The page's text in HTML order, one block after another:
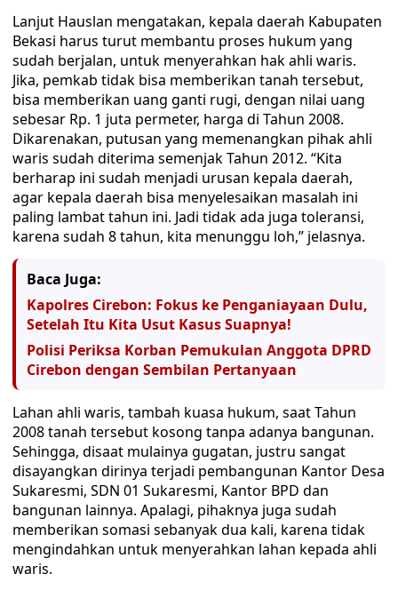
Lanjut Hauslan mengatakan, kepala daerah Kabupaten
Bekasi harus turut membantu proses hukum yang
sudah berjalan, untuk menyerahkan hak ahli waris.
Jika, pemkab tidak bisa memberikan tanah tersebut,
bisa memberikan uang ganti rugi, dengan nilai uang
sebesar Rp. 1 juta permeter, harga di Tahun 2008.
Dikarenakan, putusan yang memenangkan pihak ahli
waris sudah diterima semenjak Tahun 2012. “Kita
berharap ini sudah menjadi urusan kepala daerah,
agar kepala daerah bisa menyelesaikan masalah ini
paling lambat tahun ini. Jadi tidak ada juga toleransi,
karena sudah 8 tahun, kita menunggu loh,” jelasnya.
Baca Juga:
Kapolres Cirebon: Fokus ke Penganiayaan Dulu,
Setelah Itu Kita Usut Kasus Suapnya!
Polisi Periksa Korban Pemukulan Anggota DPRD
Cirebon dengan Sembilan Pertanyaan
Lahan ahli waris, tambah kuasa hukum, saat Tahun
2008 tanah tersebut kosong tanpa adanya bangunan.
Sehingga, disaat mulainya gugatan, justru sangat
disayangkan dirinya terjadi pembangunan Kantor Desa
Sukaresmi, SDN 01 Sukaresmi, Kantor BPD dan
bangunan lainnya. Apalagi, pihaknya juga sudah
memberikan somasi sebanyak dua kali, karena tidak
mengindahkan untuk menyerahkan lahan kepada ahli
waris.